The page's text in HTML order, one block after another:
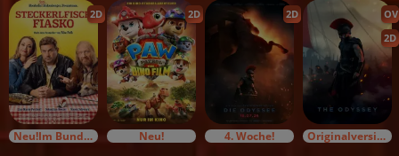
2D
Neu!Im Bundesstart
2D
Neu!
2D
4. Woche!
OV
2D
Originalversion